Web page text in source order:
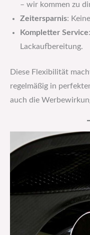
– wir kommen zu
Zeitersparnis:
Kompletter Service
Lackaufbereitung.
Diese Flexibilität
regelmäßig in
auch die